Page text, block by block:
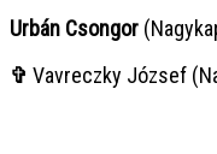
Urbán Csongor
✞ Vavreczky József